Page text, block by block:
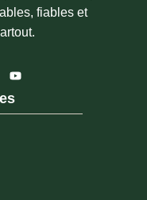
fiables et
Y
o
t
u